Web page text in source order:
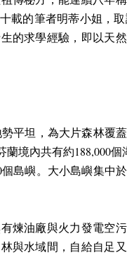
載的筆者明蒂小姐，
的求學經驗，即以天
平坦，為大片森林覆
蘭境內共有約188,000個
個島嶼。大小島嶼集中
煉油廠與火力發電空污
與水域間，自給自足